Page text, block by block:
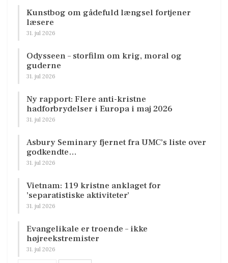
Kunstbog om gådefuld længsel fortjener
læsere
31. jul 2026
Odysseen – storfilm om krig, moral og
guderne
31. jul 2026
Ny rapport: Flere anti-kristne
hadforbrydelser i Europa i maj 2026
31. jul 2026
Asbury Seminary fjernet fra UMC’s liste over
godkendte…
31. jul 2026
Vietnam: 119 kristne anklaget for
’separatistiske aktiviteter’
31. jul 2026
Evangelikale er troende – ikke
højreekstremister
31. jul 2026